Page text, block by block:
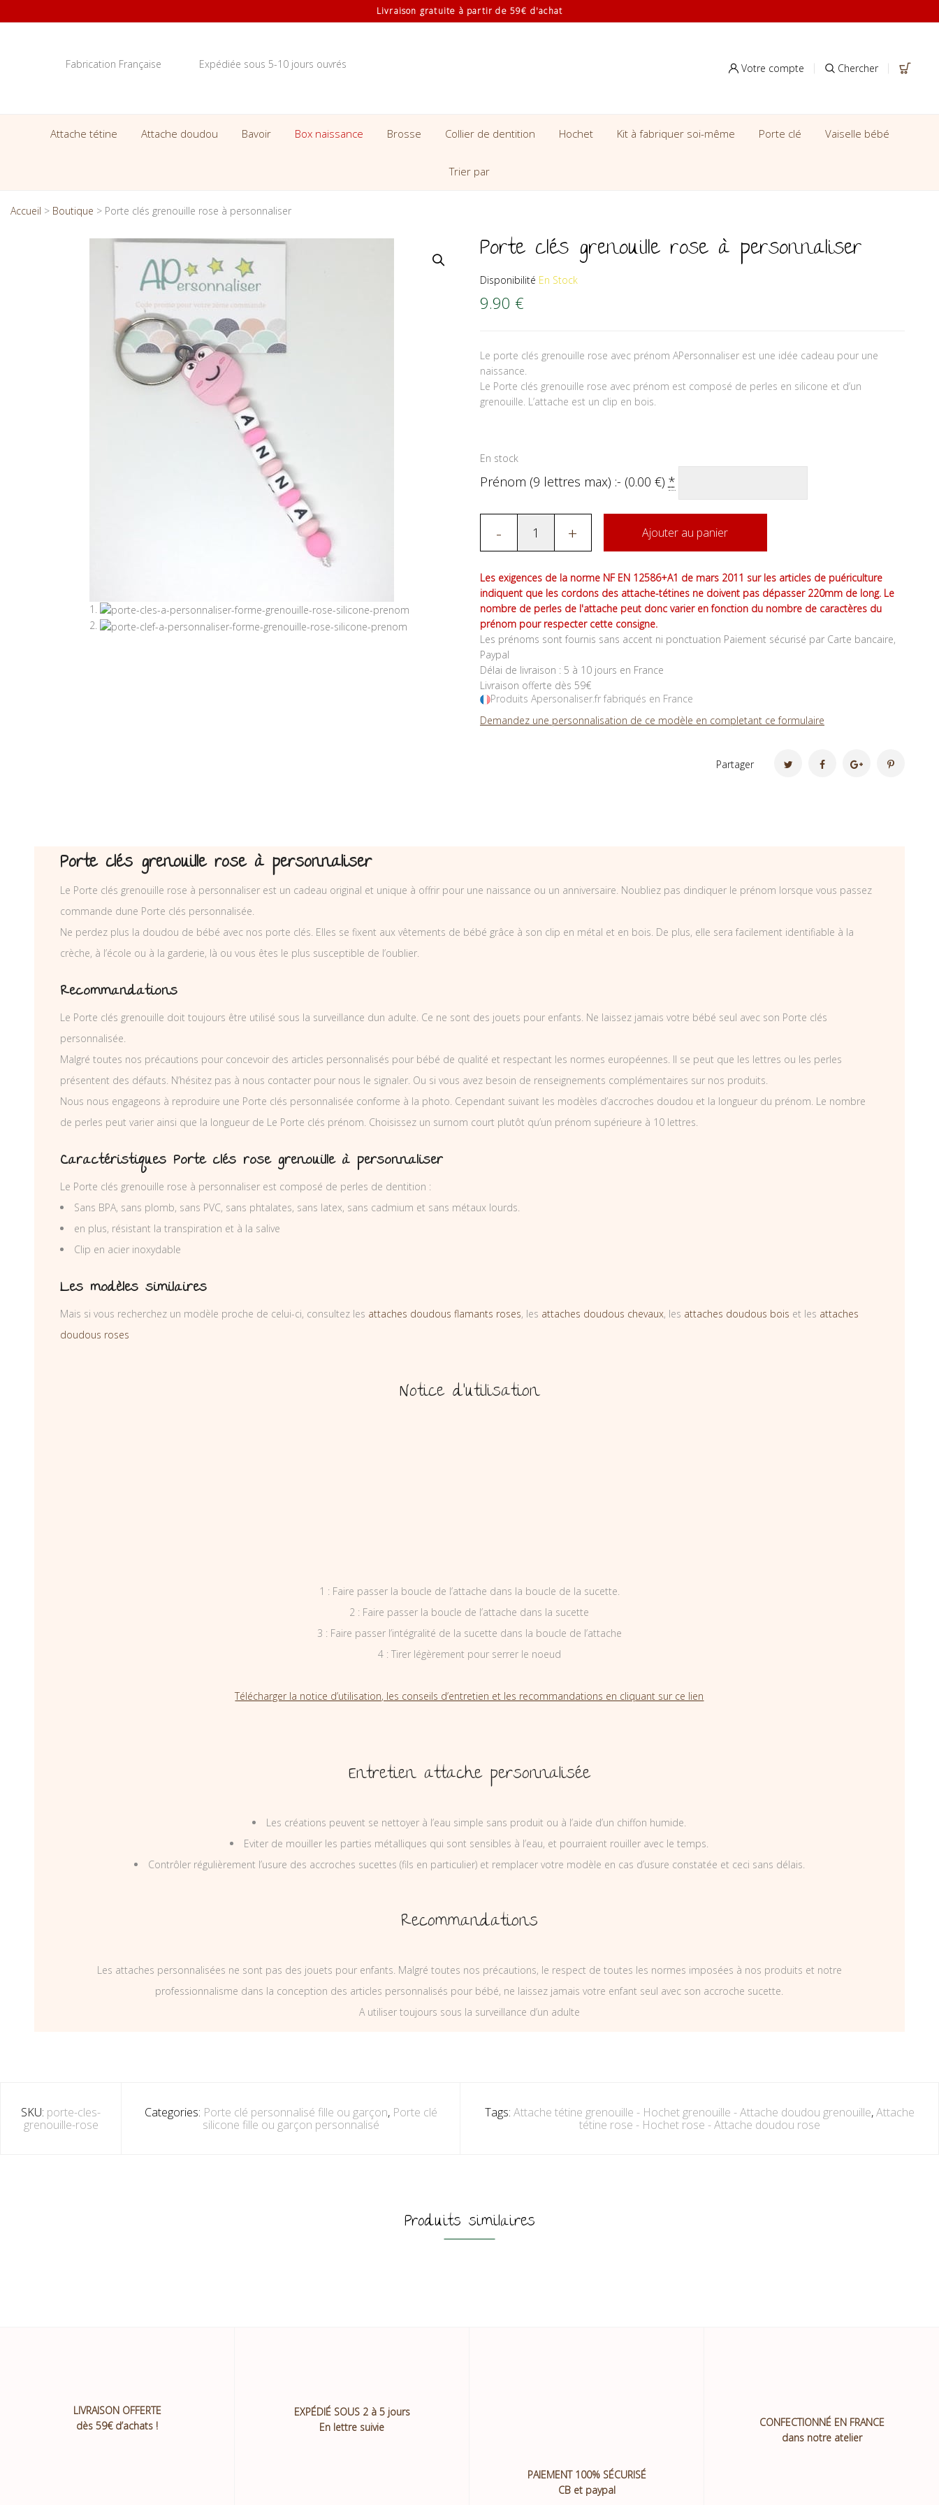
Livraison gratuite à partir de 59€ d'achat
Fabrication Française Expédiée sous 5-10 jours ouvrés Votre compte Chercher
Attache tétine Attache doudou Bavoir Box naissance Brosse Collier de dentition Hochet Kit à fabriquer soi-même Porte clé Vaiselle bébé
Trier par
Accueil > Boutique > Porte clés grenouille rose à personnaliser
Porte clés grenouille rose à personnaliser
Disponibilité En Stock
9.90 €
Le porte clés grenouille rose avec prénom APersonnaliser est une idée cadeau pour une
naissance.
Le Porte clés grenouille rose avec prénom est composé de perles en silicone et d’un
grenouille. L’attache est un clip en bois.
En stock
Prénom (9 lettres max) :- (0.00 €) *
- + Ajouter au panier
Les exigences de la norme NF EN 12586+A1 de mars 2011 sur les articles de puériculture
indiquent que les cordons des attache-tétines ne doivent pas dépasser 220mm de long. Le
nombre de perles de l'attache peut donc varier en fonction du nombre de caractères du
prénom pour respecter cette consigne.
Les prénoms sont fournis sans accent ni ponctuation Paiement sécurisé par Carte bancaire,
Paypal
Délai de livraison : 5 à 10 jours en France
Livraison offerte dès 59€
Produits Apersonaliser.fr fabriqués en France
Demandez une personnalisation de ce modèle en completant ce formulaire
Partager
Porte clés grenouille rose à personnaliser
Le Porte clés grenouille rose à personnaliser est un cadeau original et unique à offrir pour une naissance ou un anniversaire. Noubliez pas dindiquer le prénom lorsque vous passez
commande dune Porte clés personnalisée.
Ne perdez plus la doudou de bébé avec nos porte clés. Elles se fixent aux vêtements de bébé grâce à son clip en métal et en bois. De plus, elle sera facilement identifiable à la
crèche, à l’école ou à la garderie, là ou vous êtes le plus susceptible de l’oublier.
Recommandations
Le Porte clés grenouille doit toujours être utilisé sous la surveillance dun adulte. Ce ne sont des jouets pour enfants. Ne laissez jamais votre bébé seul avec son Porte clés
personnalisée.
Malgré toutes nos précautions pour concevoir des articles personnalisés pour bébé de qualité et respectant les normes européennes. Il se peut que les lettres ou les perles
présentent des défauts. N’hésitez pas à nous contacter pour nous le signaler. Ou si vous avez besoin de renseignements complémentaires sur nos produits.
Nous nous engageons à reproduire une Porte clés personnalisée conforme à la photo. Cependant suivant les modèles d’accroches doudou et la longueur du prénom. Le nombre
de perles peut varier ainsi que la longueur de Le Porte clés prénom. Choisissez un surnom court plutôt qu’un prénom supérieure à 10 lettres.
Caractéristiques Porte clés rose grenouille à personnaliser
Le Porte clés grenouille rose à personnaliser est composé de perles de dentition :
Sans BPA, sans plomb, sans PVC, sans phtalates, sans latex, sans cadmium et sans métaux lourds.
en plus, résistant la transpiration et à la salive
Clip en acier inoxydable
Les modèles similaires
Mais si vous recherchez un modèle proche de celui-ci, consultez les attaches doudous flamants roses, les attaches doudous chevaux, les attaches doudous bois et les attaches
doudous roses
Notice d’utilisation
1 : Faire passer la boucle de l’attache dans la boucle de la sucette.
2 : Faire passer la boucle de l’attache dans la sucette
3 : Faire passer l’intégralité de la sucette dans la boucle de l’attache
4 : Tirer légèrement pour serrer le noeud
Télécharger la notice d’utilisation, les conseils d’entretien et les recommandations en cliquant sur ce lien
Entretien attache personnalisée
Les créations peuvent se nettoyer à l’eau simple sans produit ou à l’aide d’un chiffon humide.
Eviter de mouiller les parties métalliques qui sont sensibles à l’eau, et pourraient rouiller avec le temps.
Contrôler régulièrement l’usure des accroches sucettes (fils en particulier) et remplacer votre modèle en cas d’usure constatée et ceci sans délais.
Recommandations
Les attaches personnalisées ne sont pas des jouets pour enfants. Malgré toutes nos précautions, le respect de toutes les normes imposées à nos produits et notre
professionnalisme dans la conception des articles personnalisés pour bébé, ne laissez jamais votre enfant seul avec son accroche sucette.
A utiliser toujours sous la surveillance d’un adulte
SKU: porte-cles-
grenouille-rose
Categories: Porte clé personnalisé fille ou garçon, Porte clé
silicone fille ou garçon personnalisé
Tags: Attache tétine grenouille - Hochet grenouille - Attache doudou grenouille,Attache
tétine rose - Hochet rose - Attache doudou rose
Produits similaires
LIVRAISON OFFERTE
dès 59€ d’achats !
EXPÉDIÉ SOUS 2 à 5 jours
En lettre suivie
PAIEMENT 100% SÉCURISÉ
CB et paypal
CONFECTIONNÉ EN FRANCE
dans notre atelier